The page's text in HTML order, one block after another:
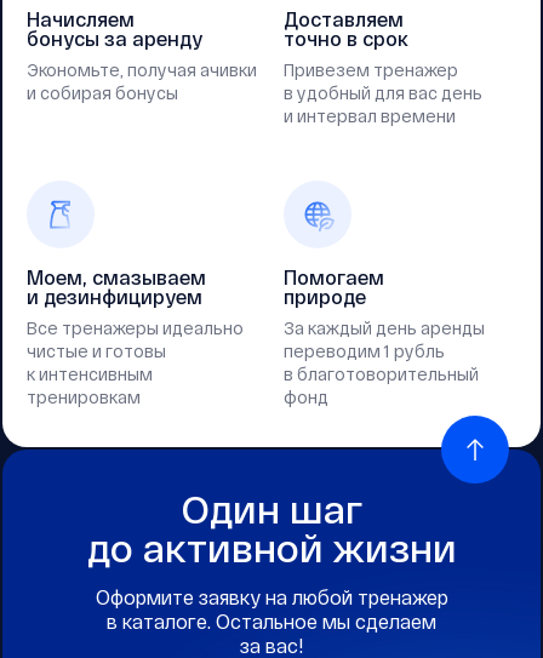
Начисляем
бонусы за аренду
Экономьте, получая ачивки
и собирая бонусы
Доставляем
точно в срок
Привезем тренажер
в удобный для вас день
и интервал времени
Моем, смазываем
и дезинфицируем
Все тренажеры идеально
чистые и готовы
к интенсивным
тренировкам
Помогаем
природе
За каждый день аренды
переводим 1 рубль
в благотоворительный
фонд
Один шаг
до активной жизни
Оформите заявку на любой тренажер
в каталоге. Остальное мы сделаем
за вас!